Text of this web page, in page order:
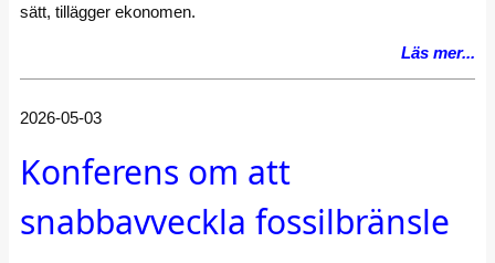
sätt, tillägger ekonomen.
Läs mer...
2026-05-03
Konferens om att
snabbavveckla fossilbränsle